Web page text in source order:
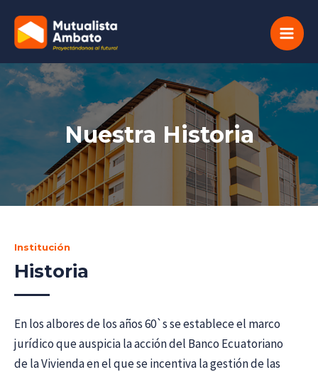
contenido
Main
Nuestra Historia
Institución
Historia
En los albores de los años 60`s se establece el marco
jurídico que auspicia la acción del Banco Ecuatoriano
de la Vivienda en el que se incentiva la gestión de las